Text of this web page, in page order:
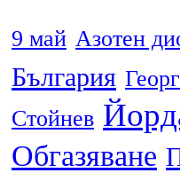
9 май Азотен
България
Стойнев
Обгазяване